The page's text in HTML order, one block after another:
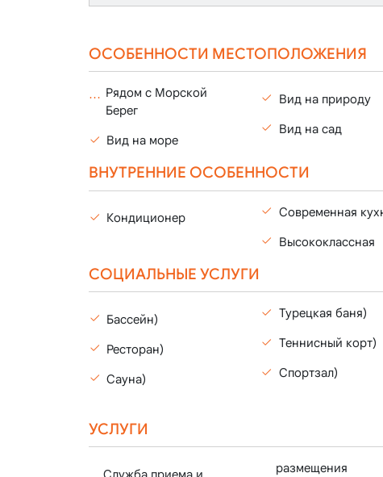
ОСОБЕННОСТИ МЕСТОПОЛОЖЕНИЯ
Рядом с Морской
Берег
Вид на море
Вид на природу
Вид на сад
ВНУТРЕННИЕ ОСОБЕННОСТИ
Кондиционер Современная
Высококлассная
СОЦИАЛЬНЫЕ УСЛУГИ
Бассейн)
Ресторан)
Сауна)
Турецкая баня)
Теннисный корт)
Спортзал)
УСЛУГИ
размещения